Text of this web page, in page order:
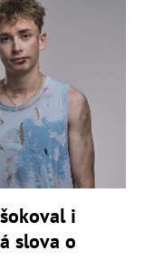
i
slova o